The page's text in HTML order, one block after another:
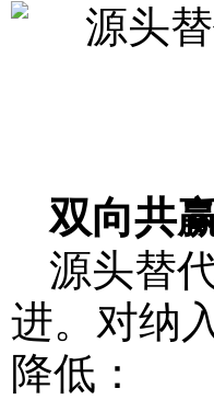
双向共
源头替
进。对纳
降低：